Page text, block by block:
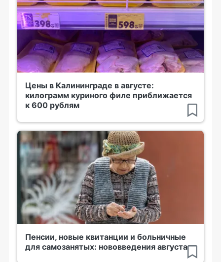
Цены в Калининграде в августе:
килограмм куриного филе приближается
к 600 рублям
Пенсии, новые квитанции и больничные
для самозанятых: нововведения августа